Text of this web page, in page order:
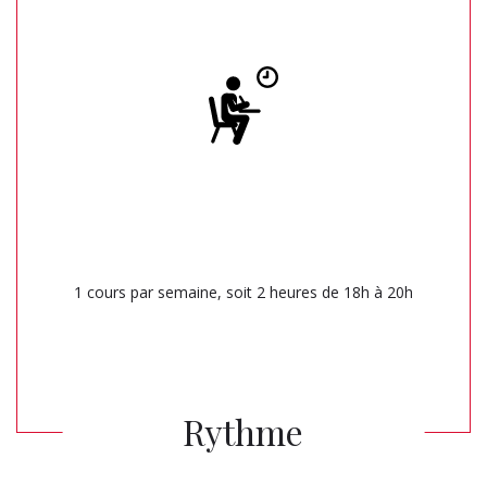
1 cours par semaine, soit 2 heures de 18h à 20h
Rythme